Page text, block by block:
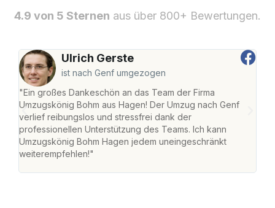
4.9 von 5 Sternen aus über 800+ Bewertungen.
Ulrich Gerste
ist nach Genf umgezogen
"Ein großes Dankeschön an das Team der Firma
Umzugskönig Bohm aus Hagen! Der Umzug nach Genf
verlief reibungslos und stressfrei dank der
professionellen Unterstützung des Teams. Ich kann
Umzugskönig Bohm Hagen jedem uneingeschränkt
weiterempfehlen!"